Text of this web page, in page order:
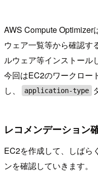
AWS Compute Optimizer
ウェア一覧等から確認す
ルウェア等インストール
今回はEC2のワークロー
し、
application-type
レコメンデーション
EC2を作成して、しばら
ンを確認していきます。